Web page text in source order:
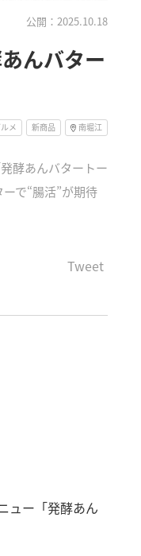
公開：2025.10.18
んバター
メ 新商品 南堀江
酵あんバタートー
で“腸活”が期待
Tweet
ュー「発酵あん